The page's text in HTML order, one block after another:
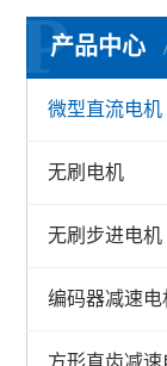
产品中心
P
微型直流电机
无刷电机
无刷步进电机
编码器减速电